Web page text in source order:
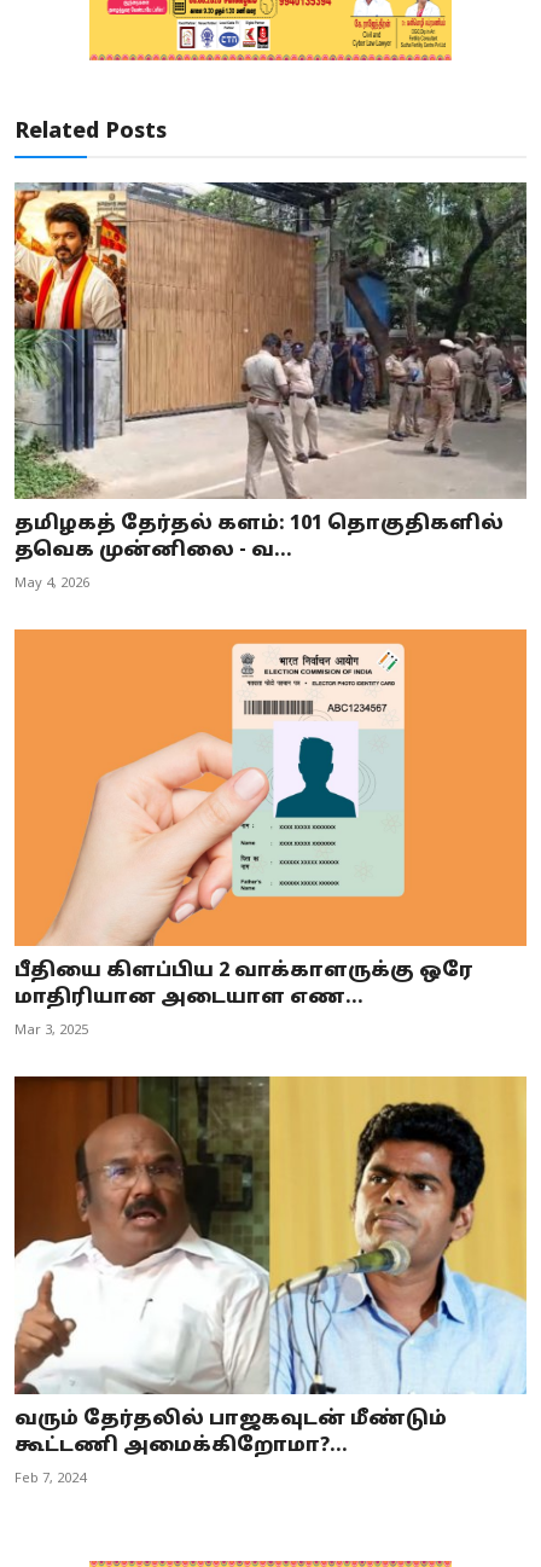
Related Posts
தமிழகத் தேர்தல் களம்: 101 தொகுதிகளில்
தவெக முன்னிலை - வ...
May 4, 2026
பீதியை கிளப்பிய 2 வாக்காளருக்கு ஒரே
மாதிரியான அடையாள எண...
Mar 3, 2025
வரும் தேர்தலில் பாஜகவுடன் மீண்டும்
கூட்டணி அமைக்கிறோமா?...
Feb 7, 2024